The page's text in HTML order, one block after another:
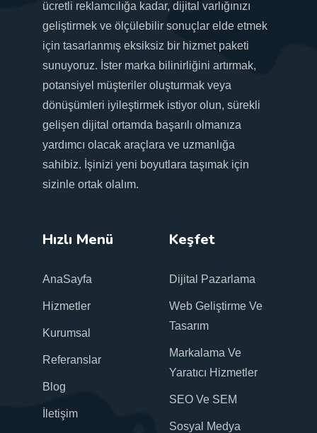
ücretli reklamcılığa kadar, dijital varlığınızı
geliştirmek ve ölçülebilir sonuçlar elde etmek
için tasarlanmış eksiksiz bir hizmet paketi
sunuyoruz. İster marka bilinirliğini artırmak,
potansiyel müşteriler oluşturmak veya
dönüşümleri iyileştirmek istiyor olun, sürekli
gelişen dijital ortamda başarılı olmanıza
yardımcı olacak araçlara ve uzmanlığa
sahibiz. İşinizi yeni boyutlara taşımak için
sizinle ortak olalım.
Hızlı Menü
AnaSayfa
Hizmetler
Kurumsal
Referanslar
Blog
İletişim
Keşfet
Dijital Pazarlama
Web Geliştirme Ve
Tasarım
Markalama Ve
Yaratıcı Hizmetler
SEO Ve SEM
Sosyal Medya